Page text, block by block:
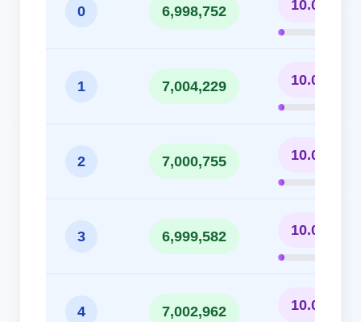
0 6,998,752 10.00%
1 7,004,229 10.01%
2 7,000,755 10.00%
3 6,999,582 10.00%
4 7,002,962 10.00%